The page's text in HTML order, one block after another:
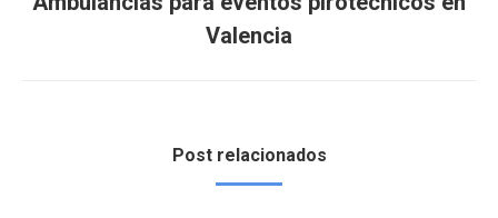
Publicación
siguiente:
Valencia
Post relacionados